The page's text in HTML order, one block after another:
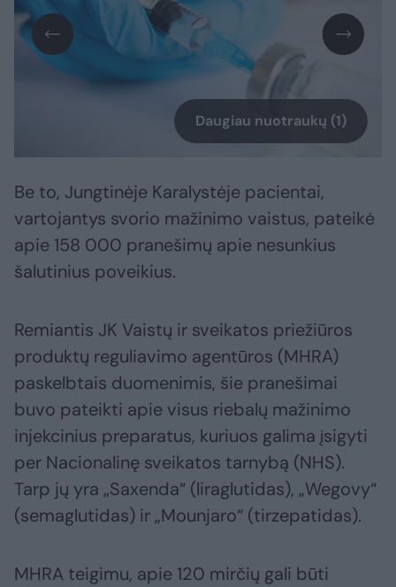
Daugiau nuotraukų (1)
Be to, Jungtinėje Karalystėje pacientai,
vartojantys svorio mažinimo vaistus, pateikė
apie 158 000 pranešimų apie nesunkius
šalutinius poveikius.
Remiantis JK Vaistų ir sveikatos priežiūros
produktų reguliavimo agentūros (MHRA)
paskelbtais duomenimis, šie pranešimai
buvo pateikti apie visus riebalų mažinimo
injekcinius preparatus, kuriuos galima įsigyti
per Nacionalinę sveikatos tarnybą (NHS).
Tarp jų yra „Saxenda“ (liraglutidas), „Wegovy“
(semaglutidas) ir „Mounjaro“ (tirzepatidas).
MHRA teigimu, apie 120 mirčių gali būti